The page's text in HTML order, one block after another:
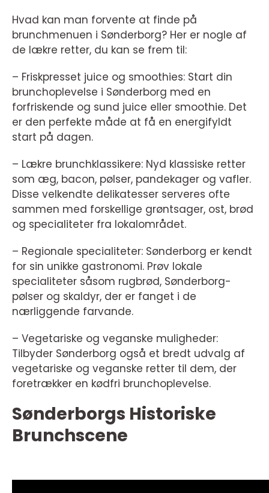
Hvad kan man forvente at finde på
brunchmenuen i Sønderborg? Her er nogle af
de lækre retter, du kan se frem til:
– Friskpresset juice og smoothies: Start din
brunchoplevelse i Sønderborg med en
forfriskende og sund juice eller smoothie. Det
er den perfekte måde at få en energifyldt
start på dagen.
– Lækre brunchklassikere: Nyd klassiske retter
som æg, bacon, pølser, pandekager og vafler.
Disse velkendte delikatesser serveres ofte
sammen med forskellige grøntsager, ost, brød
og specialiteter fra lokalområdet.
– Regionale specialiteter: Sønderborg er kendt
for sin unikke gastronomi. Prøv lokale
specialiteter såsom rugbrød, Sønderborg-
pølser og skaldyr, der er fanget i de
nærliggende farvande.
– Vegetariske og veganske muligheder:
Tilbyder Sønderborg også et bredt udvalg af
vegetariske og veganske retter til dem, der
foretrækker en kødfri brunchoplevelse.
Sønderborgs Historiske
Brunchscene